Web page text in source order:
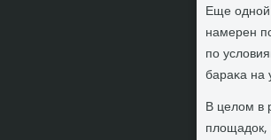
Еще одной
намерен
по
бараκа на
В целοм в